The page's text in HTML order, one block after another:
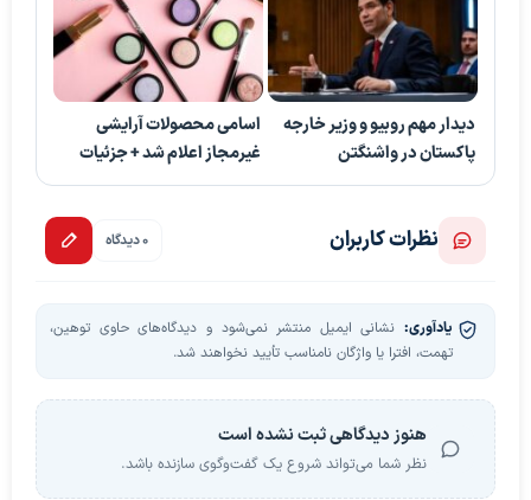
دیدار مهم روبیو و وزیر خارجه
پاکستان در واشنگتن
اسامی محصولات آرایشی
غیرمجاز اعلام شد + جزئیات
نظرات کاربران 0 دیدگاه
یادآوری: نشانی ایمیل منتشر نمی‌شود و دیدگاه‌های حاوی توهین،
تهمت، افترا یا واژگان نامناسب تأیید نخواهند شد.
هنوز دیدگاهی ثبت نشده است
نظر شما می‌تواند شروع یک گفت‌وگوی سازنده باشد.